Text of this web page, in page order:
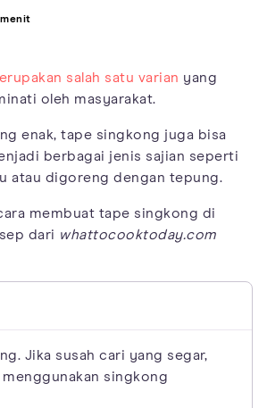
salah satu varian yang
oleh masyarakat.
enak, tape singkong juga bisa
berbagai jenis sajian seperti
atau digoreng dengan tepung.
membuat tape singkong di
dari whattocooktoday.com
Jika susah cari yang segar,
singkong